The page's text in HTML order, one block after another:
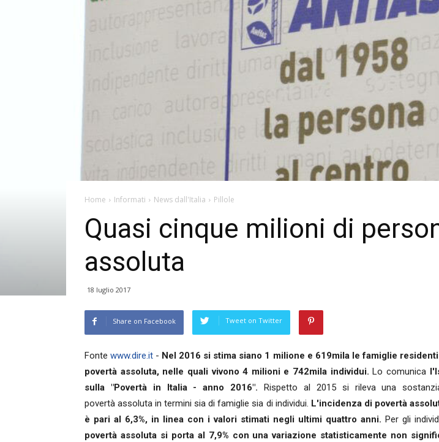
Home Informati News dall'Italia Pillole
Quasi cinque milioni di
assoluta
18 luglio 2017
Share on Facebook Tweet on Twitter
Fontewww.dire.it - Nel 2016 si stima siano 1 milione e 619mila le famiglie
povertà assoluta, nelle quali vivono 4 milioni e 742mila individui. Lo comunica
sulla "Povertà in Italia - anno 2016".
Rispetto al 2015 si rileva una
povertà assoluta in termini sia di famiglie sia di individui. L'incidenza di povertà
è pari al 6,3%, in linea con i valori stimati negli ultimi quattro anni. Per gli
povertà assoluta si porta al 7,9% con una variazione statisticamente non